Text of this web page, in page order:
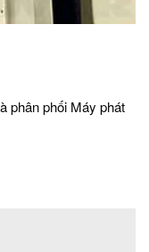
phân phối Máy phát